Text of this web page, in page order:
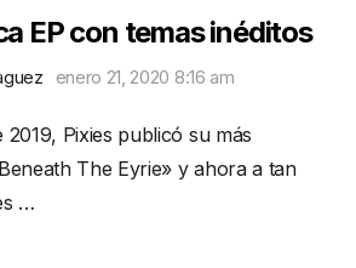
EP con temas inéditos
enero 21, 2020 8:16 am
2019, Pixies publicó su más
The Eyrie» y ahora a tan
…